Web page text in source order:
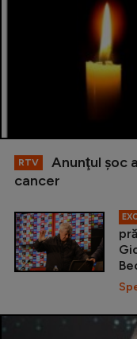
RTV
Anunţul şoc
cancer